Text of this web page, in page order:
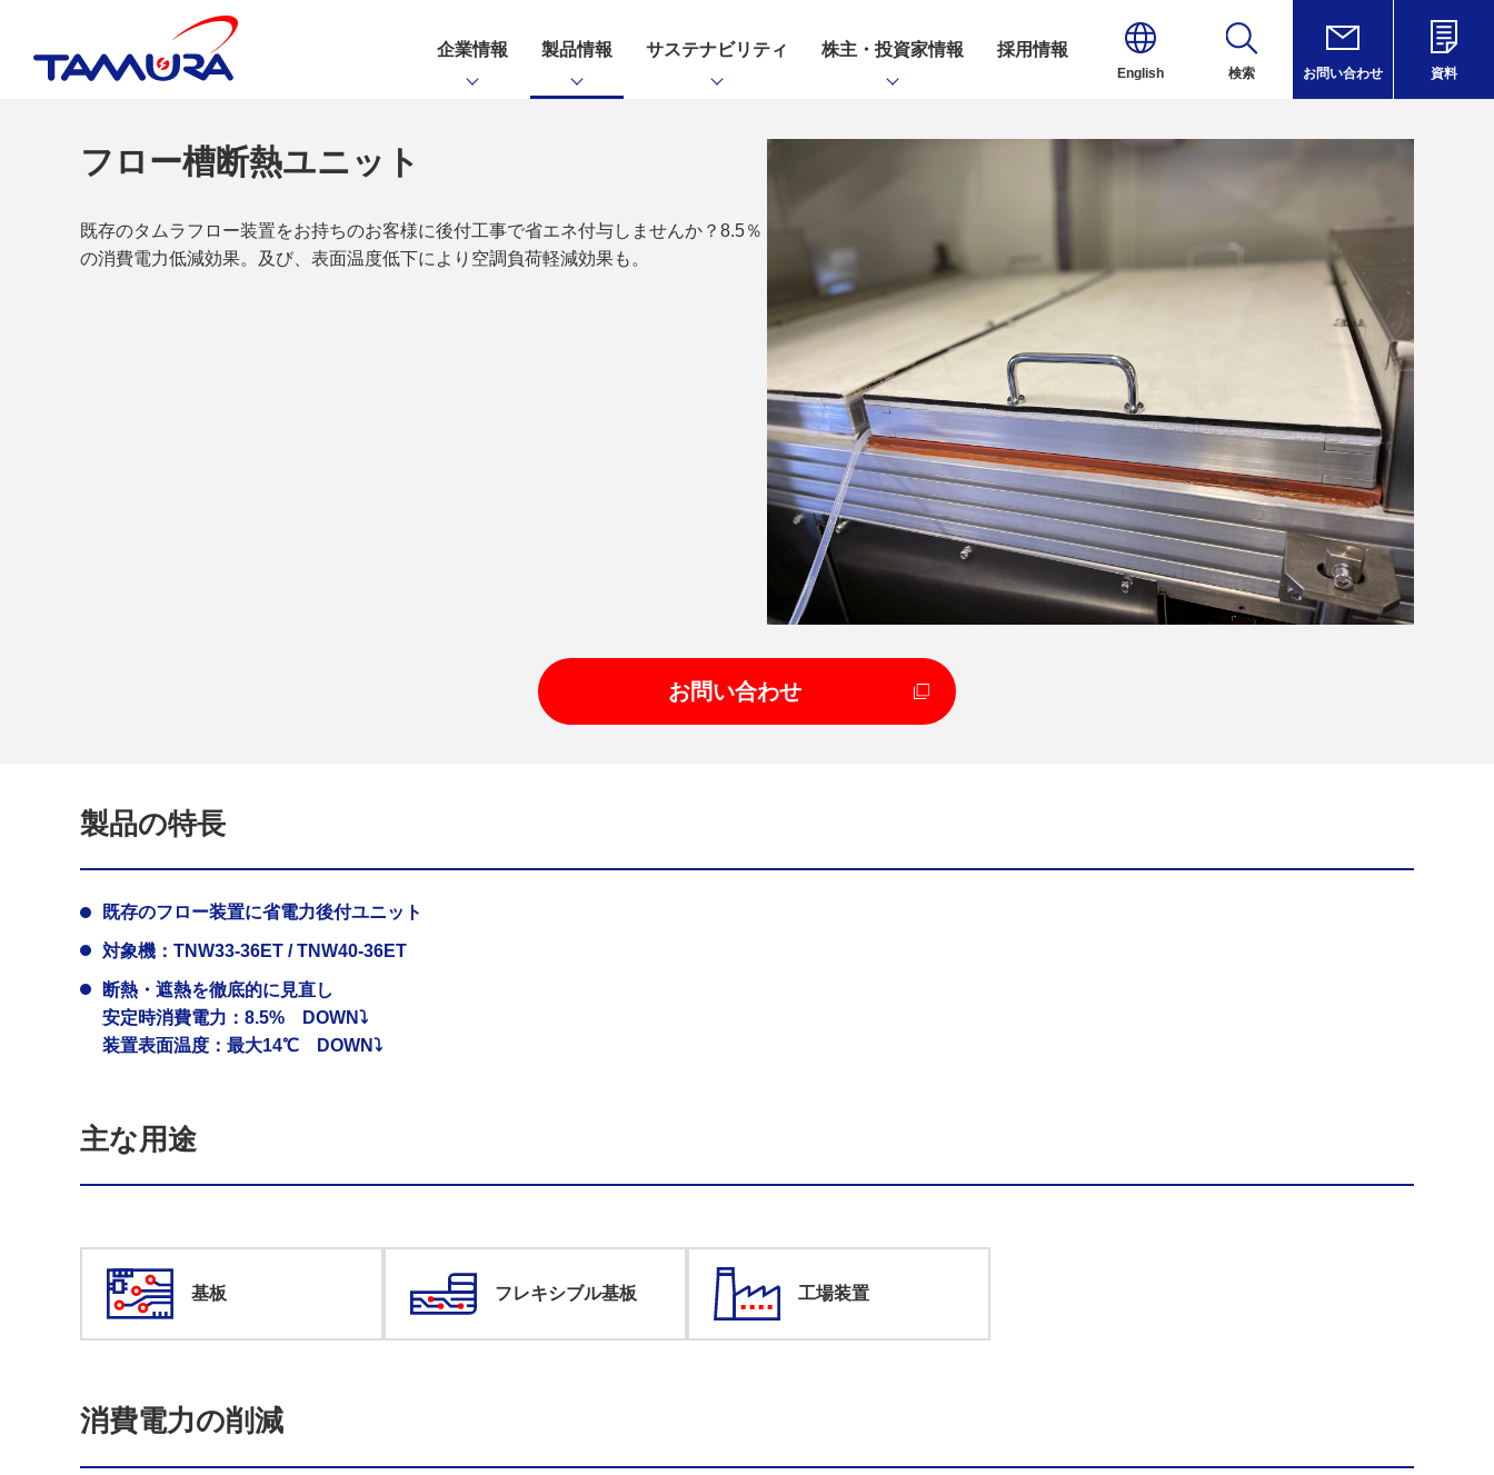
企業情報 製品情報 サステナビリティ 株主・投資家情報 採用情報
English 検索 お問い合わせ 資料
フロー槽断熱ユニット
既存のタムラフロー装置をお持ちのお客様に後付工事で省エネ付与しませんか？8.5％
の消費電力低減効果。及び、表面温度低下により空調負荷軽減効果も。
お問い合わせ
製品の特長
既存のフロー装置に省電力後付ユニット
対象機：TNW33-36ET / TNW40-36ET
断熱・遮熱を徹底的に見直し
安定時消費電力：8.5% DOWN⤵
装置表面温度：最大14℃ DOWN⤵
主な用途
基板 フレキシブル基板 工場装置
消費電力の削減